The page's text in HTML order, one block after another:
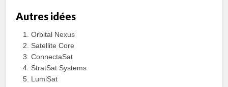
Autres idées
Orbital Nexus
Satellite Core
ConnectaSat
StratSat Systems
LumiSat